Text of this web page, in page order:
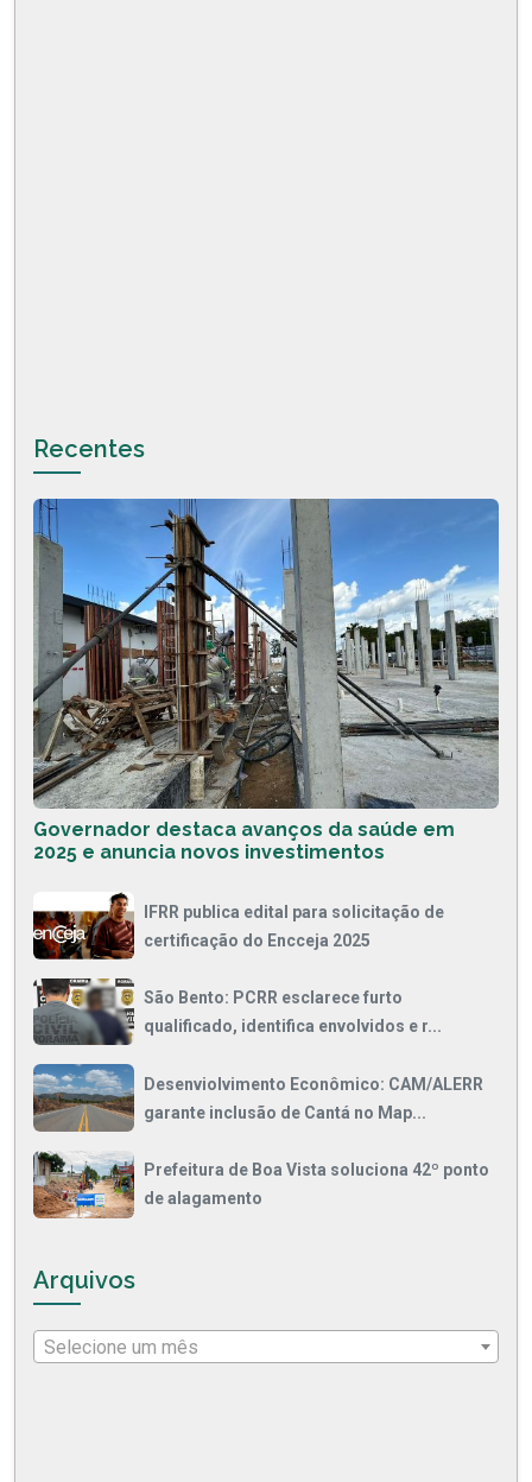
Recentes
Governador destaca avanços da saúde em
2025 e anuncia novos investimentos
IFRR publica edital para solicitação de
certificação do Encceja 2025
São Bento: PCRR esclarece furto
qualificado, identifica envolvidos e r...
Desenviolvimento Econômico: CAM/ALERR
garante inclusão de Cantá no Map...
Prefeitura de Boa Vista soluciona 42º ponto
de alagamento
Arquivos
Selecione um mês